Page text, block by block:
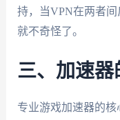
持，当VPN在两者
就不奇怪了。
三、加速器
专业游戏加速器的